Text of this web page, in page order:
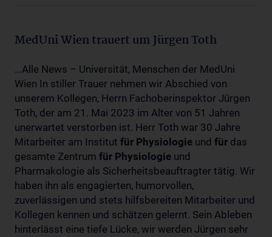
MedUni Wien trauert um Jürgen Toth
...Alle News – Universität, Menschen der MedUni
Wien In stiller Trauer nehmen wir Abschied von
unserem Kollegen, Herrn Fachoberinspektor Jürgen
Toth, der am 21. Mai 2023 im Alter von 51 Jahren
unerwartet verstorben ist. Herr Toth war 30 Jahre
Mitarbeiter am Institut für Physiologie und für das
gesamte Zentrum für Physiologie und
Pharmakologie als Sicherheitsbeauftragter tätig. Wir
haben ihn als engagierten, humorvollen,
zuverlässigen und stets hilfsbereiten Mitarbeiter und
Kollegen kennen und schätzen gelernt. Sein Ableben
hinterlässt eine tiefe Lücke, wir werden Jürgen sehr